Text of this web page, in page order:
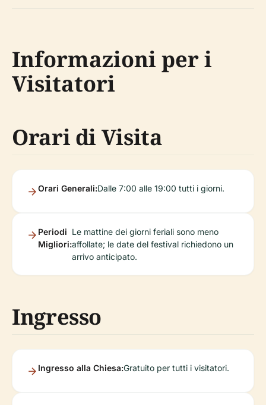
Informazioni per i
Visitatori
Orari di Visita
Orari Generali:Dalle 7:00 alle 19:00 tutti i giorni.
Periodi
Migliori:
Le mattine dei giorni feriali sono meno
affollate; le date del festival richiedono un
arrivo anticipato.
Ingresso
Ingresso alla Chiesa:Gratuito per tutti i visitatori.